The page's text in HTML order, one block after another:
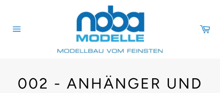
Inhalt
002 - ANHÄNGER UND